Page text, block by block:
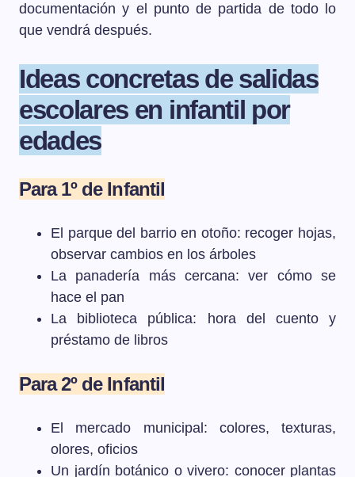
documentación y el punto de partida de todo lo
que vendrá después.
Ideas concretas de salidas
escolares en infantil por
edades
Para 1º de Infantil
El parque del barrio en otoño: recoger hojas,
observar cambios en los árboles
La panadería más cercana: ver cómo se
hace el pan
La biblioteca pública: hora del cuento y
préstamo de libros
Para 2º de Infantil
El mercado municipal: colores, texturas,
olores, oficios
Un jardín botánico o vivero: conocer plantas